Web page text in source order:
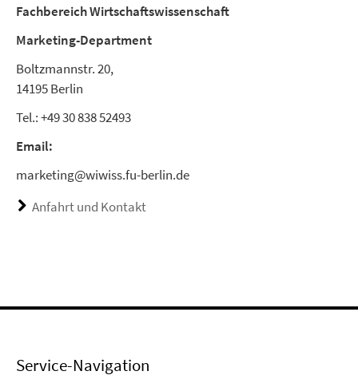
Fachbereich Wirtschaftswissenschaft
Marketing-Department
Boltzmannstr. 20,
14195 Berlin
Tel.: +49 30 838 52493
Email:
marketing@wiwiss.fu-berlin.de
Anfahrt und Kontakt
Service-Navigation